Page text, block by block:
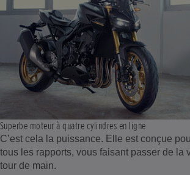
Superbe moteur à quatre cylindres en ligne
C’est cela la puissance. Elle est conçue
tous les rapports, vous faisant passer de la
tour de main.